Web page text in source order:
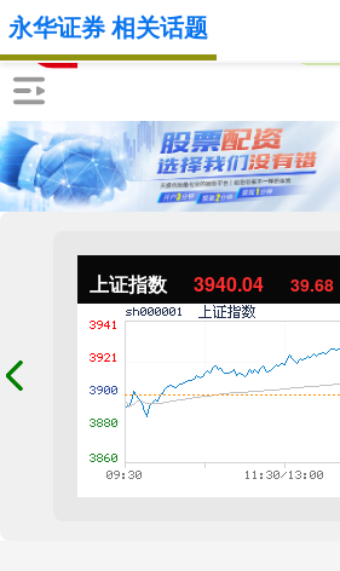
上证指数 3940.04 39.68
永华证券 相关话题